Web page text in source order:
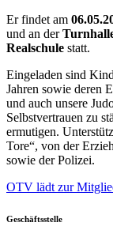
Er findet am
und an der
Realschule statt.
Eingeladen sind
Jahren sowie deren
und auch unsere
Selbstvertrauen zu
ermutigen.
Tore“, von der
sowie der Polizei.
OTV lädt zur
Geschäftsstelle